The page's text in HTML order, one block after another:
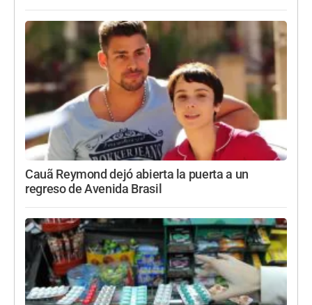
Cauã Reymond dejó abierta la puerta a un
regreso de Avenida Brasil